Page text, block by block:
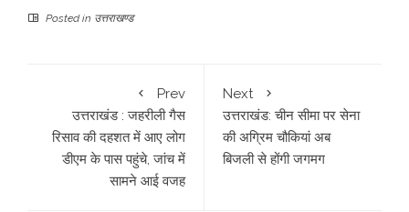
Posted in उत्तराखण्ड
Prev
उत्तराखंड : जहरीली गैस
रिसाव की दहशत में आए लोग
डीएम के पास पहुंचे, जांच में
सामने आई वजह
Next
उत्तराखंड: चीन सीमा पर सेना
की अग्रिम चौकियां अब
बिजली से होंगी जगमग